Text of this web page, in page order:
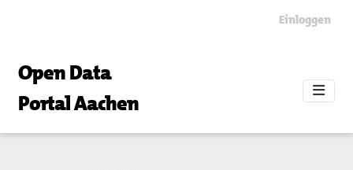
Einloggen
Open Data
Portal Aachen